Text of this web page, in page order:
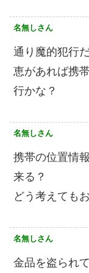
名無しさん
通り魔的犯行
恵があれば携
行かな？
名無しさん
携帯の位置情
来る？
どう考えても
名無しさん
金品を盗られ